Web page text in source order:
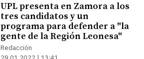
UPL presenta en Zamora a los
tres candidatos y un
programa para defender a "la
gente de la Región Leonesa"
Redacción